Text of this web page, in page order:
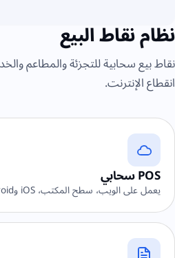
نظام نقاط البيع
نقاط بيع سحابية للتجزئة والمطاعم
انقطاع الإنترنت.
POS سحابي
يعمل على الويب، سطح المكتب، iOS وAndroid — مع وضع غير متصل.